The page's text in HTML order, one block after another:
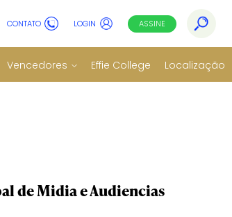
CONTATO LOGIN ASSINE
Vencedores Effie College Localização
de Midia e Audiencias